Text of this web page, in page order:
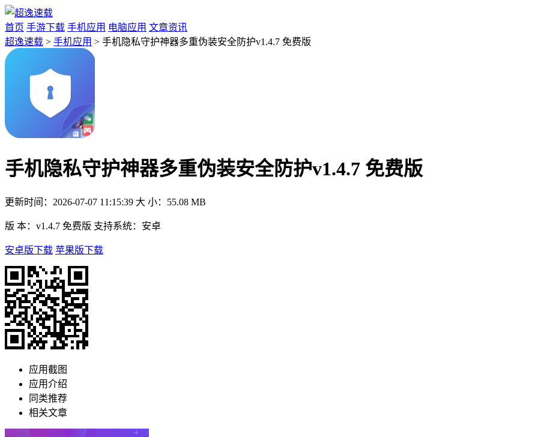
首页 手游下载 手机应用 电脑应用 文章资讯
超逸速载 > 手机应用 > 手机隐私守护神器多重伪装安全防护v1.4.7 免费版
手机隐私守护神器多重伪装安全防护v1.4.7 免费版
更新时间： 2026-07-07 11:15:39 大 小： 55.08 MB
版 本： v1.4.7 免费版 支持系统： 安卓
安卓版下载 苹果版下载
应用截图
应用介绍
同类推荐
相关文章